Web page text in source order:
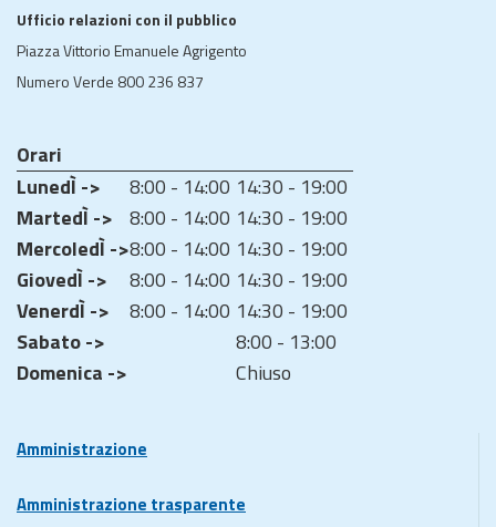
Ufficio relazioni con il pubblico
Piazza Vittorio Emanuele Agrigento
Numero Verde 800 236 837
Orari
LunedÌ ->
8:00 - 14:00 14:30 - 19:00
MartedÌ -> 8:00 - 14:00 14:30 - 19:00
MercoledÌ ->8:00 - 14:00 14:30 - 19:00
GiovedÌ ->
8:00 - 14:00 14:30 - 19:00
VenerdÌ ->
8:00 - 14:00 14:30 - 19:00
Sabato ->
8:00 - 13:00
Domenica ->
Chiuso
Amministrazione
Amministrazione trasparente